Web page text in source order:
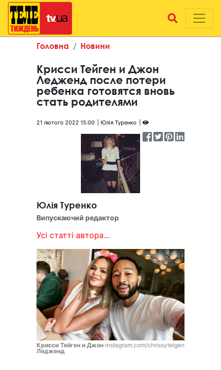
Головна Новини
Крисси Тейген и Джон
Ледженд после потери
ребенка готовятся вновь
стать родителями
21 лютого 2022 15:00 Юлія Туренко
Юлія Туренко
Випускаючий редактор
Усі статті автора...
Крисси Тейген и Джон
Ледженд
instagram.com/chrissyteigen